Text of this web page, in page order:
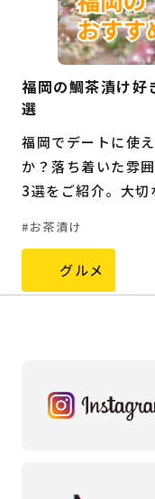
福岡の鯛茶漬け好
選
福岡でデートに使
か？落ち着いた雰
3選をご紹介。大
お茶漬け
グルメ